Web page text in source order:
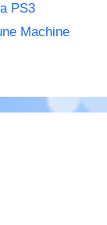
PS3
Machine